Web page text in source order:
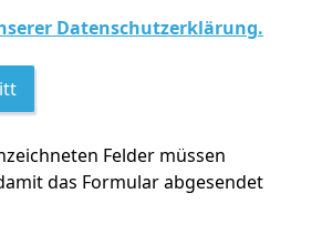
Datenschutzerklärung.
Felder müssen
das Formular abgesendet